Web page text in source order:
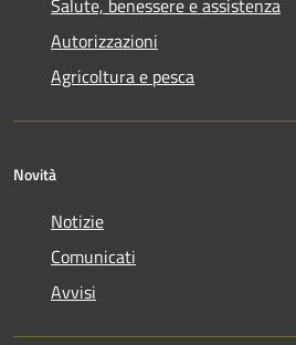
Salute, benessere e assistenza
Autorizzazioni
Agricoltura e pesca
Novità
Notizie
Comunicati
Avvisi